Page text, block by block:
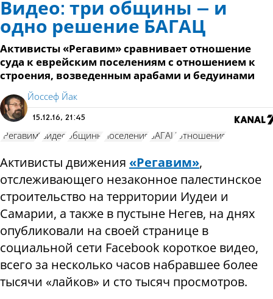
Видео: три общины – и
одно решение БАГАЦ
Активисты «Регавим» сравнивает отношение
суда к еврейским поселениям с отношением к
строения, возведенным арабами и бедуинами
Йоссеф Йак
15.12.16, 21:45
"Регавим" видео общины поселения БАГАЦ отношения
Активисты движения «Регавим»,
отслеживающего незаконное палестинское
строительство на территории Иудеи и
Самарии, а также в пустыне Негев, на днях
опубликовали на своей странице в
социальной сети Facebook короткое видео,
всего за несколько часов набравшее более
тысячи «лайков» и сто тысяч просмотров.